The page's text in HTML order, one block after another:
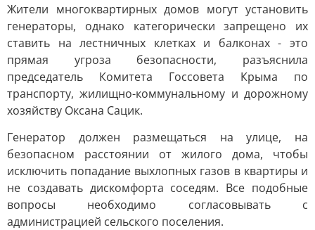
Жители многоквартирных домов могут установить
генераторы, однако категорически запрещено их
ставить на лестничных клетках и балконах - это
прямая угроза безопасности, разъяснила
председатель Комитета Госсовета Крыма по
транспорту, жилищно-коммунальному и дорожному
хозяйству Оксана Сацик.
Генератор должен размещаться на улице, на
безопасном расстоянии от жилого дома, чтобы
исключить попадание выхлопных газов в квартиры и
не создавать дискомфорта соседям. Все подобные
вопросы необходимо согласовывать с
администрацией сельского поселения.